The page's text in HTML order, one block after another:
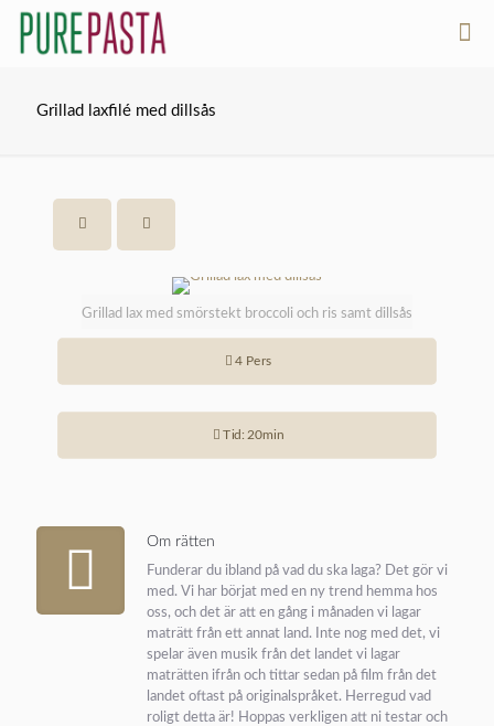
Grillad laxfilé med dillsås
Grillad lax med smörstekt broccoli och ris samt dillsås
4 Pers
Tid: 20min
Om rätten
Funderar du ibland på vad du ska laga? Det gör vi
med. Vi har börjat med en ny trend hemma hos
oss, och det är att en gång i månaden vi lagar
maträtt från ett annat land. Inte nog med det, vi
spelar även musik från det landet vi lagar
maträtten ifrån och tittar sedan på film från det
landet oftast på originalspråket. Herregud vad
roligt detta är! Hoppas verkligen att ni testar och